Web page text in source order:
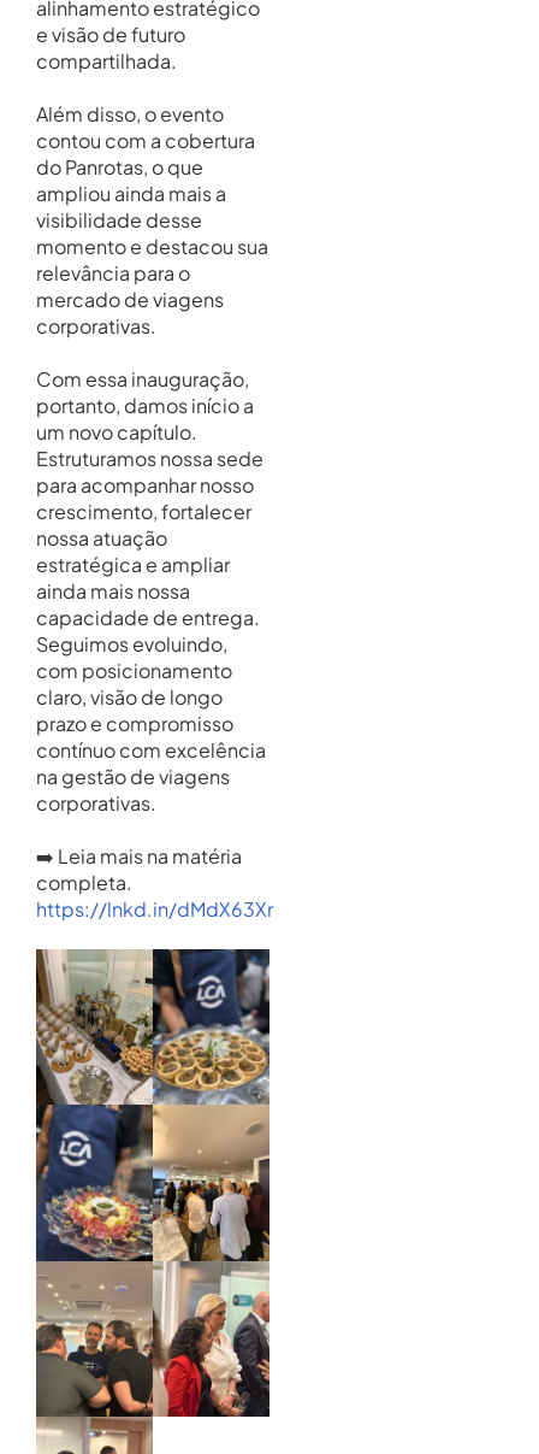
alinhamento estratégico
e visão de futuro
compartilhada.
Além disso, o evento
contou com a cobertura
do Panrotas, o que
ampliou ainda mais a
visibilidade desse
momento e destacou sua
relevância para o
mercado de viagens
corporativas.
Com essa inauguração,
portanto, damos início a
um novo capítulo.
Estruturamos nossa sede
para acompanhar nosso
crescimento, fortalecer
nossa atuação
estratégica e ampliar
ainda mais nossa
capacidade de entrega.
Seguimos evoluindo,
com posicionamento
claro, visão de longo
prazo e compromisso
contínuo com excelência
na gestão de viagens
corporativas.
➡️ Leia mais na matéria
completa.
https://lnkd.in/dMdX63Xr